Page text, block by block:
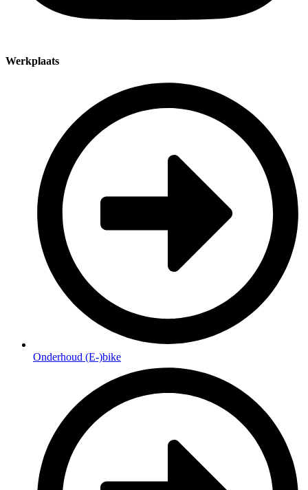
Werkplaats
Onderhoud (E-)bike